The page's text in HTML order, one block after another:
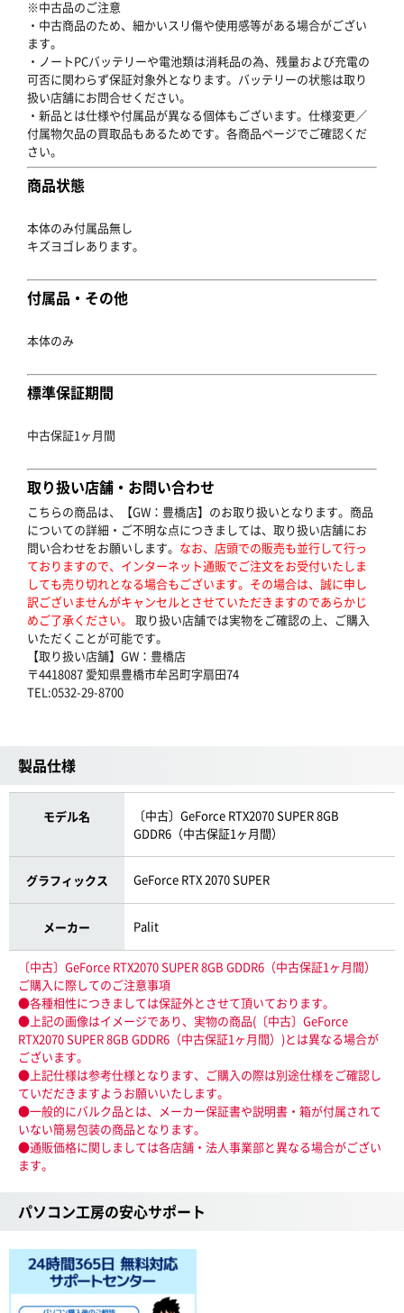
※中古品のご注意
・中古商品のため、細かいスリ傷や使用感等がある場合がござい
ます。
・ノートPCバッテリーや電池類は消耗品の為、残量および充電の
可否に関わらず保証対象外となります。バッテリーの状態は取り
扱い店舗にお問合せください。
・新品とは仕様や付属品が異なる個体もございます。仕様変更／
付属物欠品の買取品もあるためです。各商品ページでご確認くだ
さい。
商品状態
本体のみ付属品無し
キズヨゴレあります。
付属品・その他
本体のみ
標準保証期間
中古保証1ヶ月間
取り扱い店舗・お問い合わせ
こちらの商品は、【GW：豊橋店】のお取り扱いとなります。商品
についての詳細・ご不明な点につきましては、取り扱い店舗にお
問い合わせをお願いします。 なお、店頭での販売も並行して行っ
ておりますので、インターネット通販でご注文をお受付いたしま
しても売り切れとなる場合もございます。その場合は、誠に申し
訳ございませんがキャンセルとさせていただきますのであらかじ
めご了承ください。 取り扱い店舗では実物をご確認の上、ご購入
いただくことが可能です。
【取り扱い店舗】GW：豊橋店
〒4418087 愛知県豊橋市牟呂町字扇田74
TEL:0532-29-8700
製品仕様
モデル名
〔中古〕GeForce RTX2070 SUPER 8GB
GDDR6（中古保証1ヶ月間）
グラフィックス GeForce RTX 2070 SUPER
メーカー Palit
〔中古〕GeForce RTX2070 SUPER 8GB GDDR6（中古保証1ヶ月間）
ご購入に際してのご注意事項
●各種相性につきましては保証外とさせて頂いております。
●上記の画像はイメージであり、実物の商品(〔中古〕GeForce
RTX2070 SUPER 8GB GDDR6（中古保証1ヶ月間）)とは異なる場合が
ございます。
●上記仕様は参考仕様となります、ご購入の際は別途仕様をご確認し
ていだだきますようお願いいたします。
●一般的にバルク品とは、メーカー保証書や説明書・箱が付属されて
いない簡易包装の商品となります。
●通販価格に関しましては各店舗・法人事業部と異なる場合がござい
ます。
パソコン工房の安心サポート